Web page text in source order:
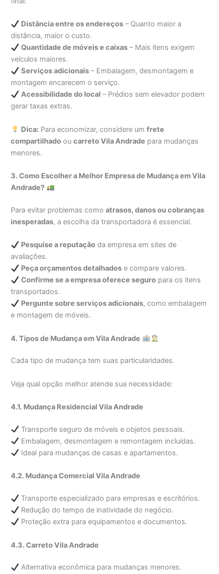
Distância entre os endereços – Quanto maior a
distância, maior o custo.
Quantidade de móveis e caixas – Mais itens exigem
veículos maiores.
Serviços adicionais – Embalagem, desmontagem e
montagem encarecem o serviço.
Acessibilidade do local – Prédios sem elevador podem
gerar taxas extras.
Dica: Para economizar, considere umfrete
compartilhado oucarreto Vila Andrade para mudanças
menores.
3. Como Escolher a Melhor Empresa de Mudança em Vila
Andrade?
Para evitar problemas comoatrasos, danos ou cobranças
inesperadas, a escolha da transportadora é essencial.
Pesquise a reputação da empresa em sites de
avaliações.
Peça orçamentos detalhados e compare valores.
Confirme se a empresa oferece seguro para os itens
transportados.
Pergunte sobre serviços adicionais, como embalagem
e montagem de móveis.
4. Tipos de Mudança em Vila Andrade
Cada tipo de mudança tem suas particularidades.
Veja qual opção melhor atende sua necessidade:
4.1. Mudança Residencial Vila Andrade
Transporte seguro de móveis e objetos pessoais.
Embalagem, desmontagem e remontagem incluídas.
Ideal para mudanças de casas e apartamentos.
4.2. Mudança Comercial Vila Andrade
Transporte especializado para empresas e escritórios.
Redução do tempo de inatividade do negócio.
Proteção extra para equipamentos e documentos.
4.3. Carreto Vila Andrade
Alternativa econômica para mudanças menores.